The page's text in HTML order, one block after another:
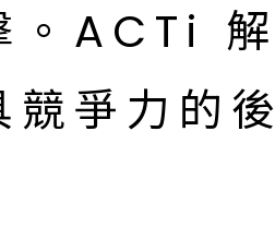
。ACTi
競爭力的